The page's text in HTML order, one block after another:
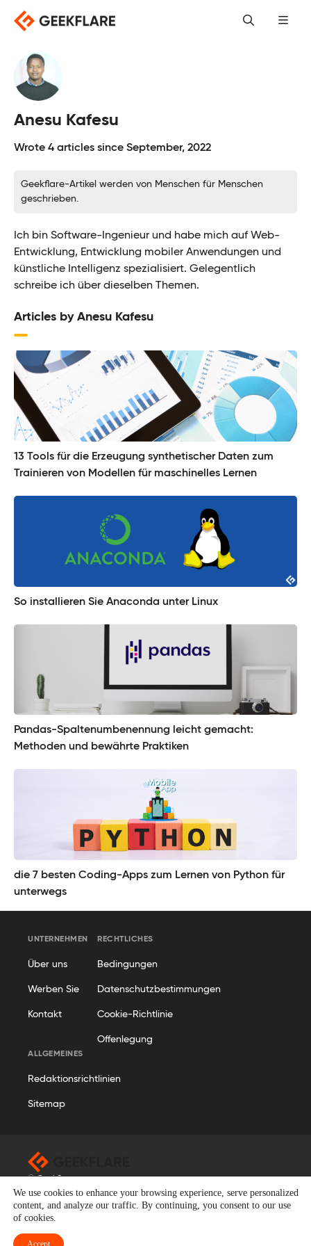
Skip
content
Anesu Kafesu
Wrote 4 articles since September, 2022
Geekflare-Artikel werden von Menschen für Menschen
geschrieben.
Ich bin Software-Ingenieur und habe mich auf Web-
Entwicklung, Entwicklung mobiler Anwendungen und
künstliche Intelligenz spezialisiert. Gelegentlich
schreibe ich über dieselben Themen.
Articles by Anesu Kafesu
13 Tools für die Erzeugung synthetischer Daten zum
Trainieren von Modellen für maschinelles Lernen
So installieren Sie Anaconda unter Linux
Pandas-Spaltenumbenennung leicht gemacht:
Methoden und bewährte Praktiken
die 7 besten Coding-Apps zum Lernen von Python für
unterwegs
UNTERNEHMEN
Über uns
Werben Sie
Kontakt
RECHTLICHES
Bedingungen
Datenschutzbestimmungen
Cookie-Richtlinie
Offenlegung
ALLGEMEINES
Redaktionsrichtlinien
Sitemap
© Geekflare
Alle Rechte vorbehalten. Geekflare® ist eine eingetragene
Marke.
German
We use cookies to enhance your browsing experience, serve personalized
content, and analyze our traffic. By continuing, you consent to our use
of cookies.
Accept